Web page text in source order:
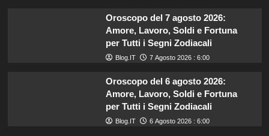
Oroscopo del 7 agosto 2026:
Amore, Lavoro, Soldi e Fortuna
per Tutti i Segni Zodiacali
Blog.IT 7 Agosto 2026 : 6:00
Oroscopo del 6 agosto 2026:
Amore, Lavoro, Soldi e Fortuna
per Tutti i Segni Zodiacali
Blog.IT 6 Agosto 2026 : 6:00